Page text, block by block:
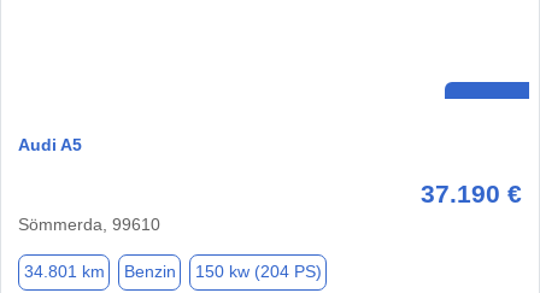
Audi A5
37.190 €
Sömmerda, 99610
34.801 km Benzin 150 kw (204 PS)